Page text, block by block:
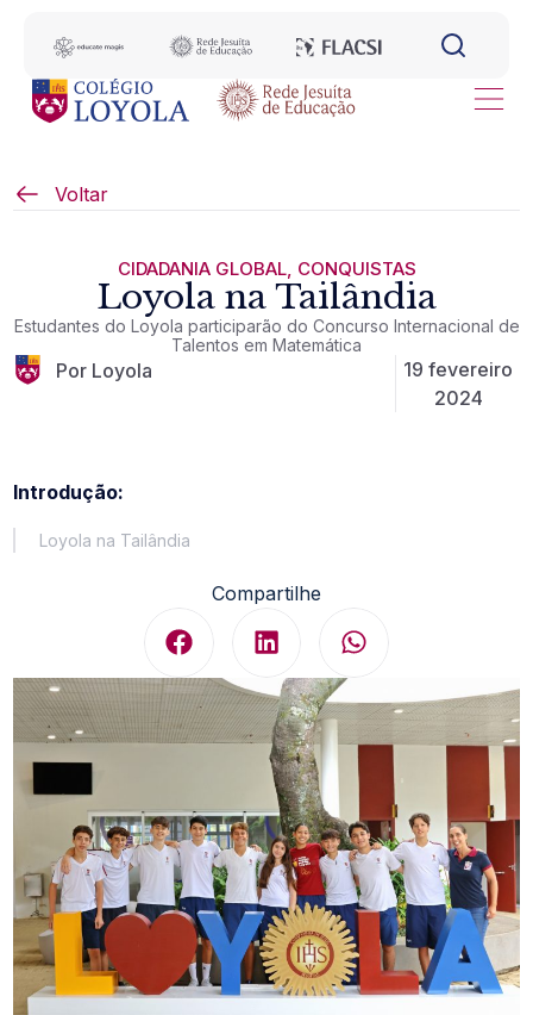
Voltar
CIDADANIA GLOBAL, CONQUISTAS
Loyola na Tailândia
Estudantes do Loyola participarão do Concurso Internacional de
Talentos em Matemática
Por Loyola
19 fevereiro
2024
Introdução:
Loyola na Tailândia
Compartilhe